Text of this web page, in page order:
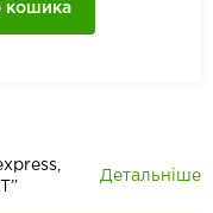
кошика
Детальніше